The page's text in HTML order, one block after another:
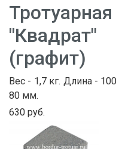
(графит)
Вес - 1,7 кг. Длина -
80 мм.
630 руб.